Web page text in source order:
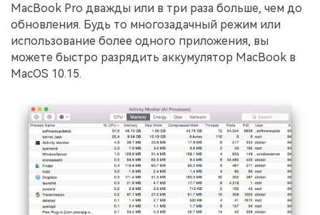
MacBook Pro дважды или в три раза больше, чем до
обновления. Будь то многозадачный режим или
использование более одного приложения, вы
можете быстро разрядить аккумулятор MacBook в
MacOS 10.15.